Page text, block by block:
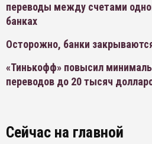
переводы между счетами
банках
Осторожно, банки
«Тинькофф» повысил
переводов до 20 тысяч
Сейчас на главной